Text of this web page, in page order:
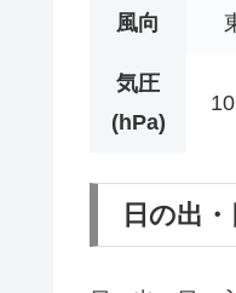
風向
気圧
(hPa)
日の出